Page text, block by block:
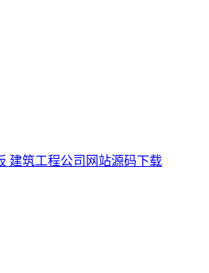
建筑工程公司网站源码下载